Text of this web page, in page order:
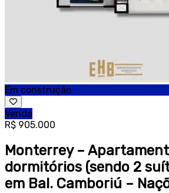
Em construção
Venda
R$ 905.000
Monterrey –
dormitórios (sendo 2
em Bal. Camboriú –